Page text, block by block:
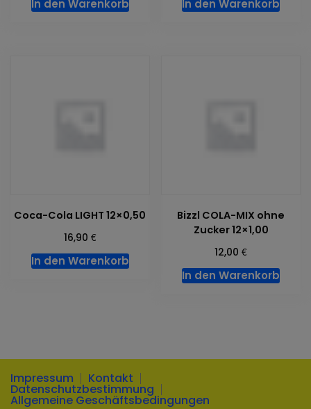
In den Warenkorb In den Warenkorb
Coca-Cola LIGHT 12×0,50
16,90 €
In den Warenkorb
Bizzl COLA-MIX ohne
Zucker 12×1,00
12,00€
In den Warenkorb
Impressum Kontakt
Datenschutzbestimmung
Allgemeine Geschäftsbedingungen